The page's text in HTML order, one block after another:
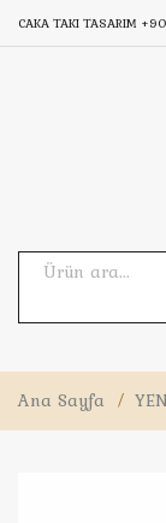
CAKA TAKI TASARIM
Ana Sayfa /